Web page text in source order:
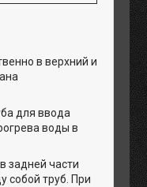
в верхний и
для ввода
воды в
задней части
собой труб. При